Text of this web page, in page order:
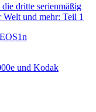
dritte serienmäßig
und mehr: Teil 1
und Kodak